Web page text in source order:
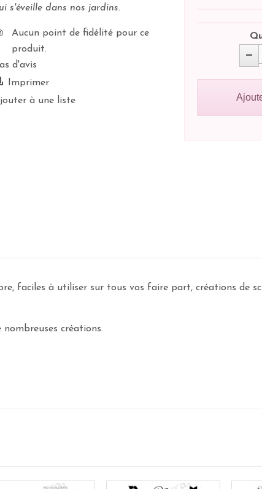
s'éveille dans nos jardins.
Aucun point de fidélité pour ce
produit.
d'avis
Imprimer
à une liste
faciles à utiliser sur tous vos faire part, créations de
créations.